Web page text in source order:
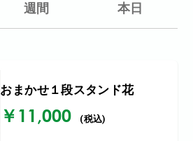
週間 本日
おまかせ１段スタンド花
￥11,000 (税込)